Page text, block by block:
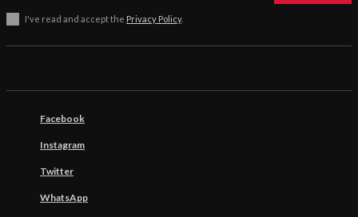
I've read and accept the Privacy Policy.
Facebook
Instagram
Twitter
WhatsApp